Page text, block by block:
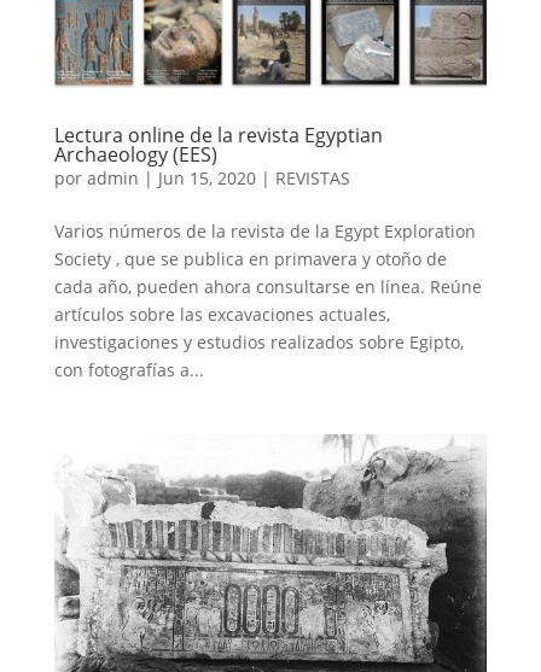
Lectura online de la revista Egyptian
Archaeology (EES)
por admin | Jun 15, 2020| REVISTAS
Varios números de la revista de la Egypt Exploration
Society , que se publica en primavera y otoño de
cada año, pueden ahora consultarse en línea. Reúne
artículos sobre las excavaciones actuales,
investigaciones y estudios realizados sobre Egipto,
con fotografías a...